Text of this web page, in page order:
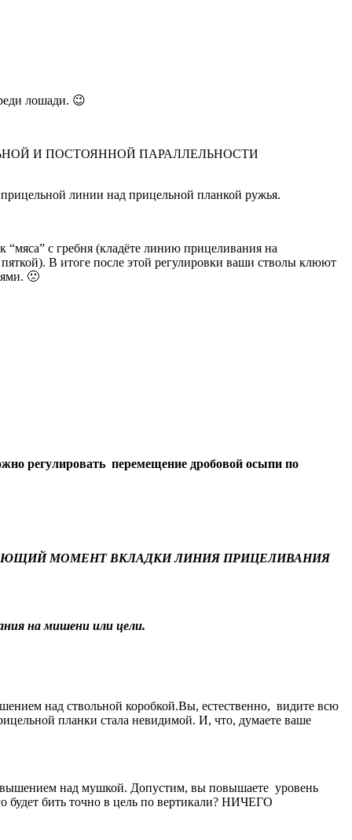
лошади. 😉
И ПОСТОЯННОЙ ПАРАЛЛЕЛЬНОСТИ
прицельной линии над прицельной планкой ружья.
с гребня (кладёте линию прицеливания на
В итоге после этой регулировки ваши стволы клюют
🙁
регулировать перемещение дробовой осыпи по
МОМЕНТ ВКЛАДКИ ЛИНИЯ ПРИЦЕЛИВАНИЯ
на мишени или цели.
над ствольной коробкой.Вы, естественно, видите всю
планки стала невидимой. И, что, думаете ваше
над мушкой. Допустим, вы повышаете уровень
будет бить точно в цель по вертикали? НИЧЕГО